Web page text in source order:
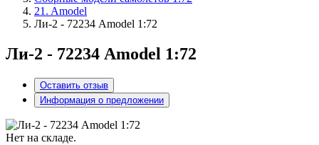
21. Amodel
Ли-2 - 72234 Amodel 1:72
Ли-2 - 72234 Amodel 1:72
Оставить отзыв
Информация о предложении
Нет на складе.